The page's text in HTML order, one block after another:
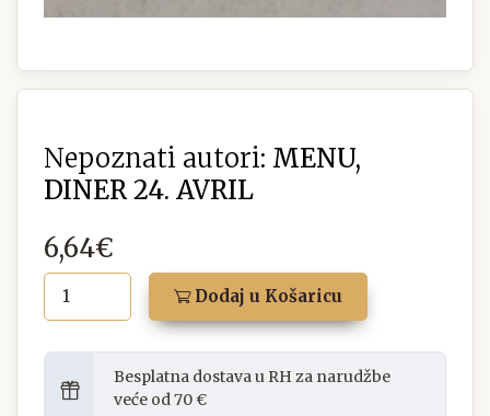
Nepoznati autori: MENU,
DINER 24. AVRIL
6,64€
Dodaj u Košaricu
Besplatna dostava u RH za narudžbe
veće od 70 €